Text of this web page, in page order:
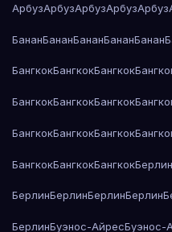
АрбузАрбузАрбузАрбузАрбуз
БананБананБананБананБанан
БангкокБангкокБангкок
БангкокБангкокБангкок
БангкокБангкокБангкок
БангкокБангкокБангкокБерлин
БерлинБерлинБерлинБерлин
БерлинБуэнос-АйресБуэнос-